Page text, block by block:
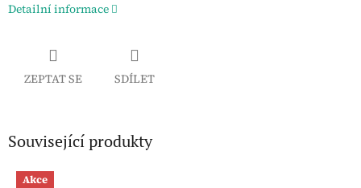
Detailní informace
ZEPTAT SE SDÍLET
Související produkty
Akce